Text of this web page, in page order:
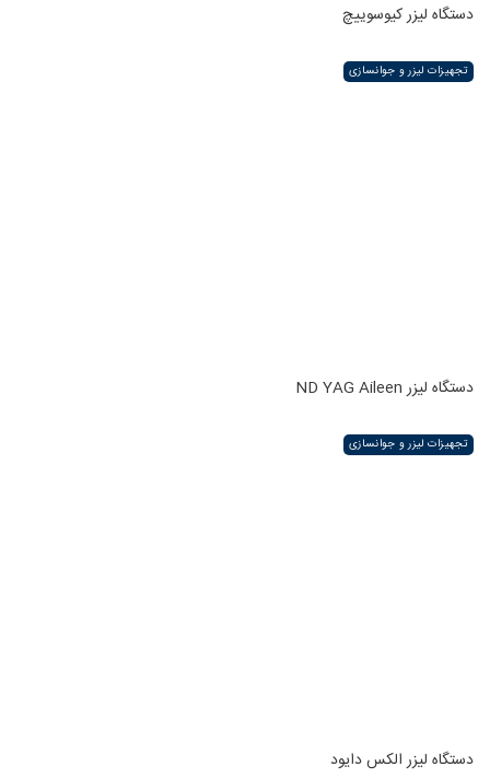
دستگاه لیزر کیوسوییچ
تجهیزات لیزر و جوانسازی
دستگاه لیزر ND YAG Aileen
تجهیزات لیزر و جوانسازی
دستگاه لیزر الکس دایود